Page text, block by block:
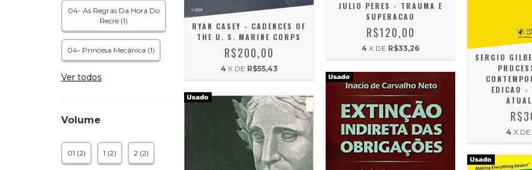
04- As Regras Da Hora Do
Recre (1)
04- Princesa Mecânica (1)
Ver todos
Volume
01 (2) 1 (2) 2 (2)
RYAN CASEY - CADENCES OF
THE U. S. MARINE CORPS
R$200,00
4 X DE R$55,43
JULIO PERES - TRAUMA E
SUPERACAO
R$120,00
4 X DE R$33,26
SERGIO
EDICAO -
4 X DE